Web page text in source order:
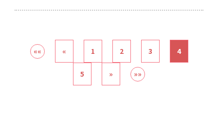
«« « 1 2 3 4
5 » »»